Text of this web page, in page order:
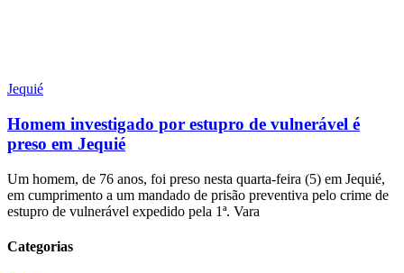
Jequié
Homem investigado por estupro de vulnerável é
preso em Jequié
Um homem, de 76 anos, foi preso nesta quarta-feira (5) em Jequié,
em cumprimento a um mandado de prisão preventiva pelo crime de
estupro de vulnerável expedido pela 1ª. Vara
Categorias